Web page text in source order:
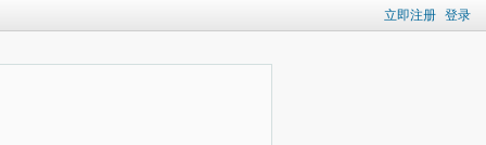
立即注册 登录